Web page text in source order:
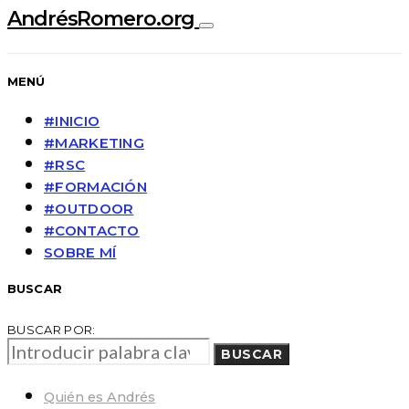
AndrésRomero.org
MENÚ
#INICIO
#MARKETING
#RSC
#FORMACIÓN
#OUTDOOR
#CONTACTO
SOBRE MÍ
BUSCAR
BUSCAR POR:
BUSCAR
Quién es Andrés